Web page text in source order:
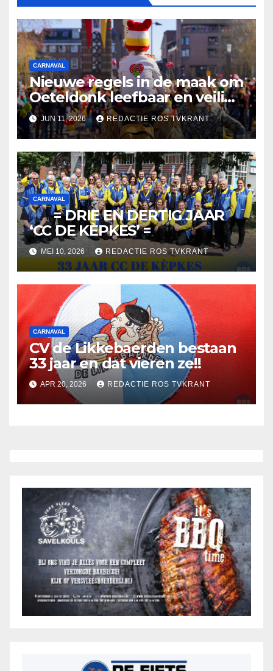
CARNAVAL
Nieuwe regels in de maak om
Oeteldonk leefbaar en veilig
te houden
JUN 11, 2026 REDACTIE ROS TVKRANT
CARNAVAL
= DRIE EN DERTIG JAAR
‘CC DE KÈPKES’ =
MEI 10, 2026 REDACTIE ROS TVKRANT
CARNAVAL
CV de Likkebaerden bestaan
33 jaar en dat vieren ze!!
APR 20, 2026 REDACTIE ROS TVKRANT